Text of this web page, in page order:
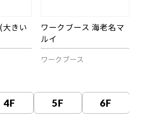
きい
ワークブース 海老名マ
ルイ
ワークブース
4F 5F 6F